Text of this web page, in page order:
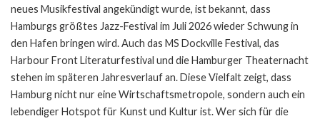
neues Musikfestival angekündigt wurde, ist bekannt, dass
Hamburgs größtes Jazz-Festival im Juli 2026 wieder Schwung in
den Hafen bringen wird. Auch das MS Dockville Festival, das
Harbour Front Literaturfestival und die Hamburger Theaternacht
stehen im späteren Jahresverlauf an. Diese Vielfalt zeigt, dass
Hamburg nicht nur eine Wirtschaftsmetropole, sondern auch ein
lebendiger Hotspot für Kunst und Kultur ist. Wer sich für die